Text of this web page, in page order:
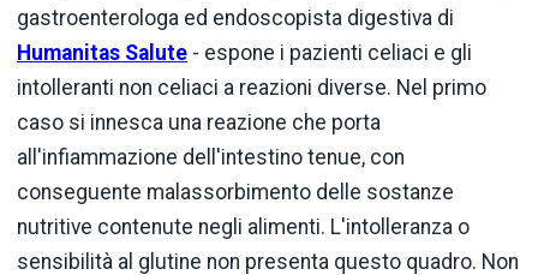
gastroenterologa ed endoscopista digestiva di
Humanitas Salute - espone i pazienti celiaci e gli
intolleranti non celiaci a reazioni diverse. Nel primo
caso si innesca una reazione che porta
all'infiammazione dell'intestino tenue, con
conseguente malassorbimento delle sostanze
nutritive contenute negli alimenti. L'intolleranza o
sensibilità al glutine non presenta questo quadro. Non